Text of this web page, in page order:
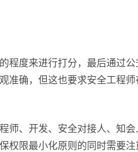
程度来进行打分，最后通过
确，但这也要求安全工程
师、开发、安全对接人、知
限最小化原则的同时需要